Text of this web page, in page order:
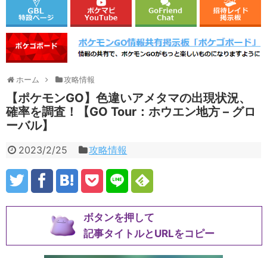
ホーム 攻略情報
【ポケモンGO】色違いアメタマの出現状況、
確率を調査！【GO Tour：ホウエン地方 – グロ
ーバル】
2023/2/25 攻略情報
ボタンを押して
記事タイトルとURLをコピー